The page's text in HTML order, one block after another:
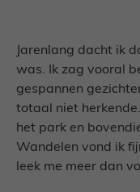
Jarenlang dacht ik
was. Ik zag vooral
gespannen
totaal niet
het park en
Wandelen vond ik
leek me meer dan